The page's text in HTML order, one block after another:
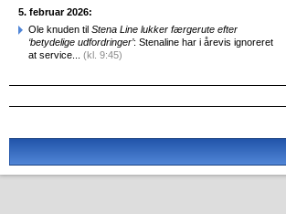
5. februar 2026:
Ole knuden til Stena Line lukker færgerute efter
‘betydelige udfordringer’: Stenaline har i årevis ignoreret
at service... (kl. 9:45)